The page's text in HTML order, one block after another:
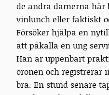
de andra damerna här
vinlunch eller faktiskt
Försöker hjälpa en
att påkalla en ung
Han är uppenbart
öronen och registrerar
bra. En stund senare